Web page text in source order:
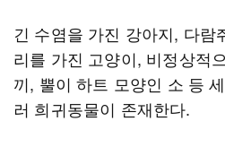
긴 수염을 가진 강아지, 다람
리를 가진 고양이, 비정상적
끼, 뿔이 하트 모양인 소 등
러 희귀동물이 존재한다.